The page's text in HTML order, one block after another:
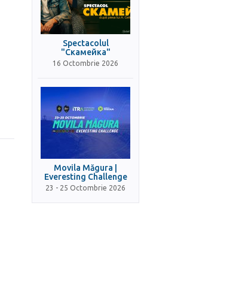
Spectacolul
"Скамейка"
16 Octombrie 2026
Movila Măgura |
Everesting Challenge
23 - 25 Octombrie 2026